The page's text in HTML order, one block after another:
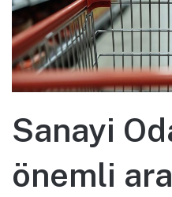
Sanayi
önemli